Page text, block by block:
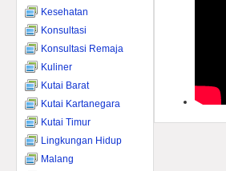
Kesehatan
Konsultasi
Konsultasi Remaja
Kuliner
Kutai Barat
Kutai Kartanegara
Kutai Timur
Lingkungan Hidup
Malang